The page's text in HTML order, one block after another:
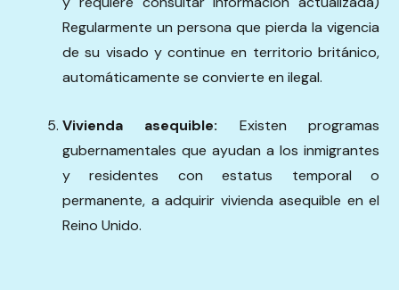
Regularmente un persona que pierda la vigencia
de su visado y continue en territorio británico,
automáticamente se convierte en ilegal.
Vivienda asequible: Existen programas
gubernamentales que ayudan a los inmigrantes
y residentes con estatus temporal o
permanente, a adquirir vivienda asequible en el
Reino Unido.